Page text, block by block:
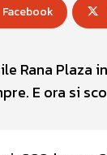
Facebook
Rana Plaza
E ora si